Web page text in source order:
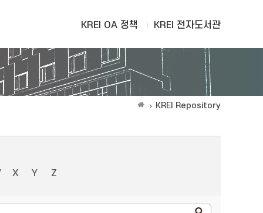
KREI OA 정책 KREI 전자도서관
KREI Repository
X Y Z